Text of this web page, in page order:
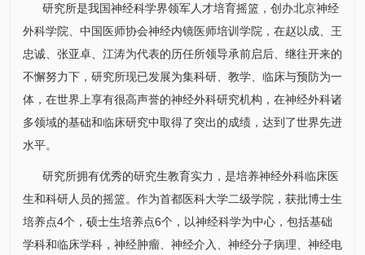
研究所是我国神经科学界领军人才培育摇篮，创办北京神经
外科学院、中国医师协会神经内镜医师培训学院，在赵以成、王
忠诚、 张亚卓、 江涛为代表的历任所领导承前启后、继往开来的
不懈努力下， 研究所现已发展为集科研、教学、临床与预防为一
体，在世界上享有很高声誉的神经外科研究机构，在神经外科诸
多领域的基础和临床研究中取得了突出的成绩，达到了世界先进
水平。
研究所拥有优秀的研究生教育实力，是培养神经外科临床医
生和科研人员的摇篮。作为首都医科大学二级学院，获批博士生
培养点4个，硕士生培养点6个，以神经科学为中心，包括基础
学科和临床学科，神经肿瘤、神经介入、神经分子病理、神经电